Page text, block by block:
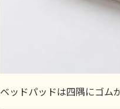
ベッドパッドは四隅にゴム